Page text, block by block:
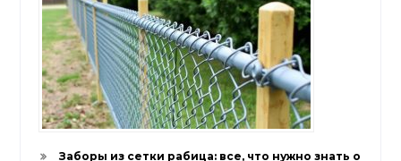
Заборы из сетки рабица: все, что нужно знать о